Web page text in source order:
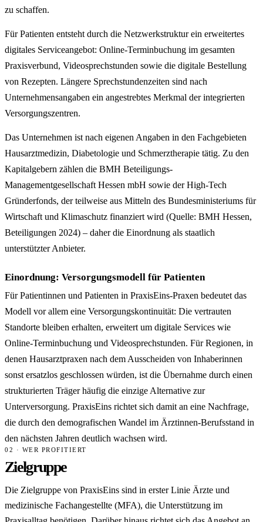
zu schaffen.
Für Patienten entsteht durch die Netzwerkstruktur ein erweitertes
digitales Serviceangebot: Online-Terminbuchung im gesamten
Praxisverbund, Videosprechstunden sowie die digitale Bestellung
von Rezepten. Längere Sprechstundenzeiten sind nach
Unternehmensangaben ein angestrebtes Merkmal der integrierten
Versorgungszentren.
Das Unternehmen ist nach eigenen Angaben in den Fachgebieten
Hausarztmedizin, Diabetologie und Schmerztherapie tätig. Zu den
Kapitalgebern zählen die BMH Beteiligungs-
Managementgesellschaft Hessen mbH sowie der High-Tech
Gründerfonds, der teilweise aus Mitteln des Bundesministeriums für
Wirtschaft und Klimaschutz finanziert wird (Quelle: BMH Hessen,
Beteiligungen 2024) – daher die Einordnung als staatlich
unterstützter Anbieter.
Einordnung: Versorgungsmodell für Patienten
Für Patientinnen und Patienten in PraxisEins-Praxen bedeutet das
Modell vor allem eine Versorgungskontinuität: Die vertrauten
Standorte bleiben erhalten, erweitert um digitale Services wie
Online-Terminbuchung und Videosprechstunden. Für Regionen, in
denen Hausarztpraxen nach dem Ausscheiden von Inhaberinnen
sonst ersatzlos geschlossen würden, ist die Übernahme durch einen
strukturierten Träger häufig die einzige Alternative zur
Unterversorgung. PraxisEins richtet sich damit an eine Nachfrage,
die durch den demografischen Wandel im Ärztinnen-Berufsstand in
den nächsten Jahren deutlich wachsen wird.
02 · WER PROFITIERT
Zielgruppe
Die Zielgruppe von PraxisEins sind in erster Linie Ärzte und
medizinische Fachangestellte (MFA), die Unterstützung im